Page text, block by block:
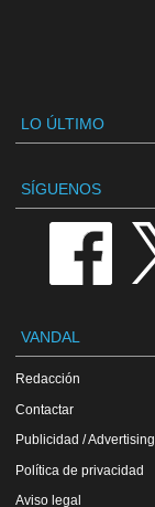
LO ÚLTIMO
SÍGUENOS
VANDAL
Redacción
Contactar
Publicidad / Advertising
Política de privacidad
Aviso legal